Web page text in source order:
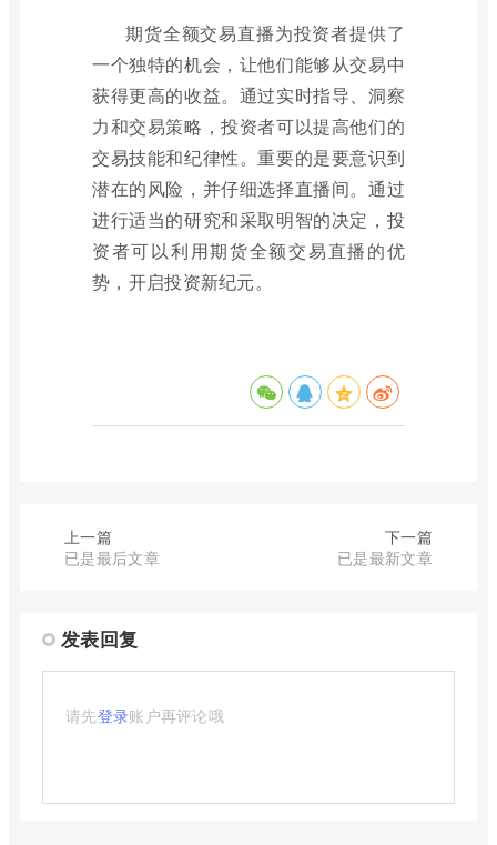
期货全额交易直播为投资者提供了
一个独特的机会，让他们能够从交易中
获得更高的收益。通过实时指导、洞察
力和交易策略，投资者可以提高他们的
交易技能和纪律性。重要的是要意识到
潜在的风险，并仔细选择直播间。通过
进行适当的研究和采取明智的决定，投
资者可以利用期货全额交易直播的优
势，开启投资新纪元。
上一篇
已是最后文章
下一篇
已是最新文章
发表回复
请先登录账户再评论哦